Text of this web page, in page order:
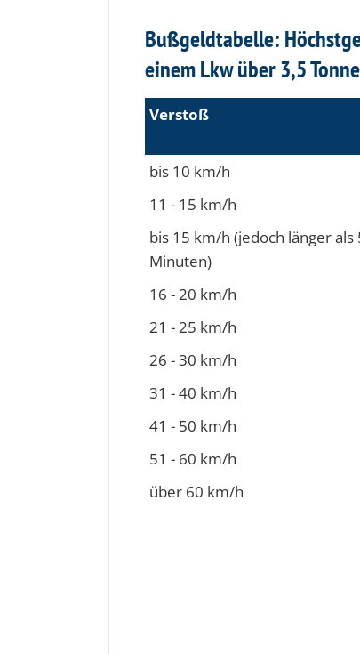
Bußgeldtabelle:
einem Lkw über 3,5
Verstoß
bis 10 km/h
11 - 15 km/h
bis 15 km/h (jedoch länger als
Minuten)
16 - 20 km/h
21 - 25 km/h
26 - 30 km/h
31 - 40 km/h
41 - 50 km/h
51 - 60 km/h
über 60 km/h